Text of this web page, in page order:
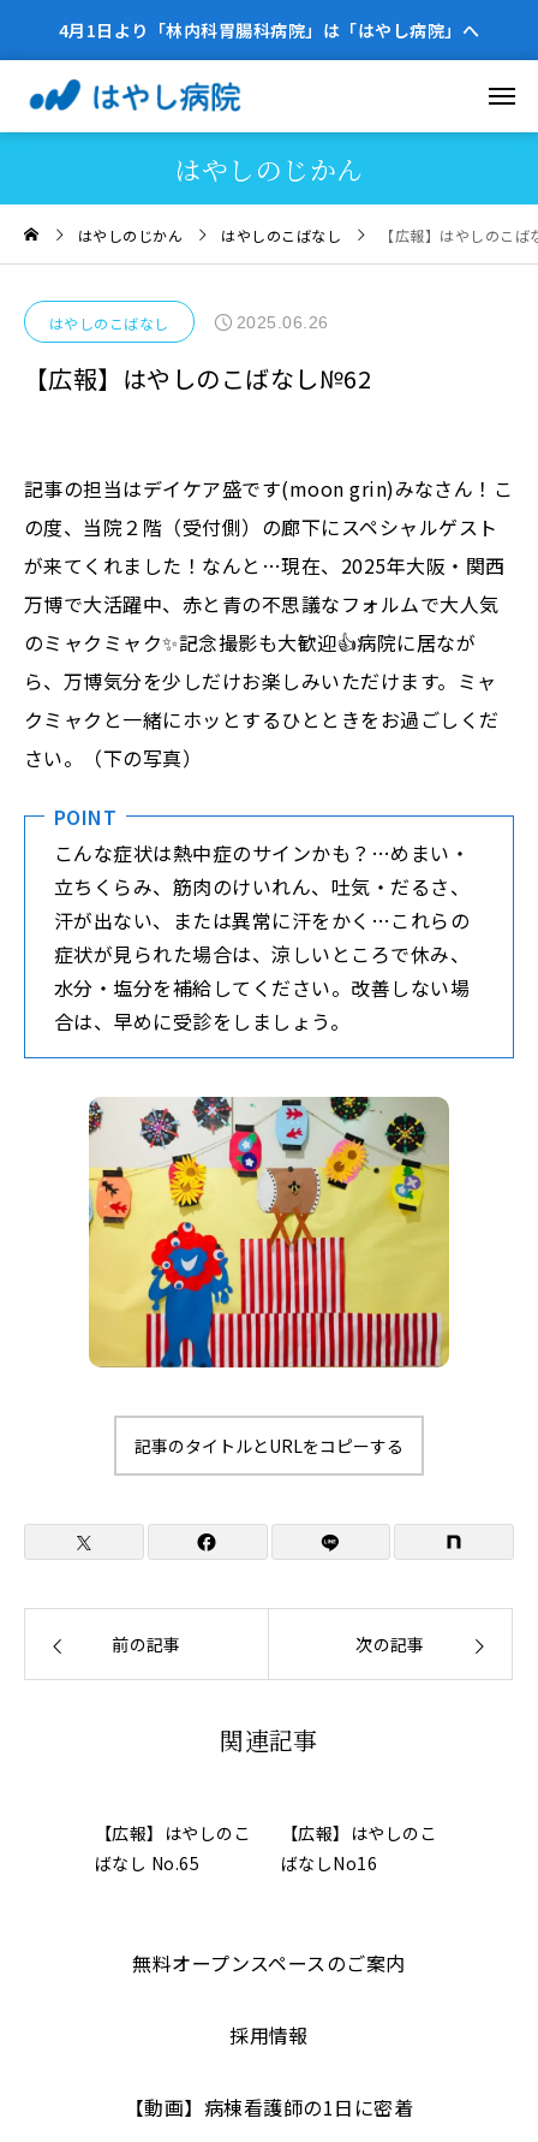
4月1日より「林内科胃腸科病院」は「はやし病院」へ
はやしのじかん
はやしのじかん はやしのこばなし 【広報】はやしのこ
はやしのこばなし 2025.06.26
【広報】はやしのこばなし№62
記事の担当はデイケア盛です(moon grin)みなさん！こ
の度、当院２階（受付側）の廊下にスペシャルゲスト
が来てくれました！なんと…現在、2025年大阪・関西
万博で大活躍中、赤と青の不思議なフォルムで大人気
のミャクミャク✨記念撮影も大歓迎👍病院に居なが
ら、万博気分を少しだけお楽しみいただけます。ミャ
クミャクと一緒にホッとするひとときをお過ごしくだ
さい。（下の写真）
POINT
こんな症状は熱中症のサインかも？…めまい・
立ちくらみ、筋肉のけいれん、吐気・だるさ、
汗が出ない、または異常に汗をかく…これらの
症状が見られた場合は、涼しいところで休み、
水分・塩分を補給してください。改善しない場
合は、早めに受診をしましょう。
記事のタイトルとURLをコピーする
前の記事 次の記事
関連記事
【広報】はやしのこ
ばなし No.65
【広報】はやしのこ
ばなしNo16
無料オープンスペースのご案内
採用情報
【動画】病棟看護師の1日に密着